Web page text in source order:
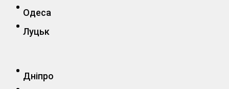
Одеса
Луцьк
Дніпро